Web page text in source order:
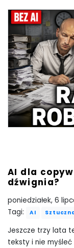
AI dla
dźwignia?
poniedziałek, 6
Tagi:
AI
Jeszcze trzy lata
teksty i nie myśleć